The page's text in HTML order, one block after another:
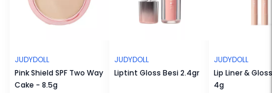
JUDYDOLL
Pink Shield SPF Two Way
Cake - 8.5g
JUDYDOLL
Liptint Gloss Besi 2.4gr
JUDYDOLL
Lip Liner &
4g